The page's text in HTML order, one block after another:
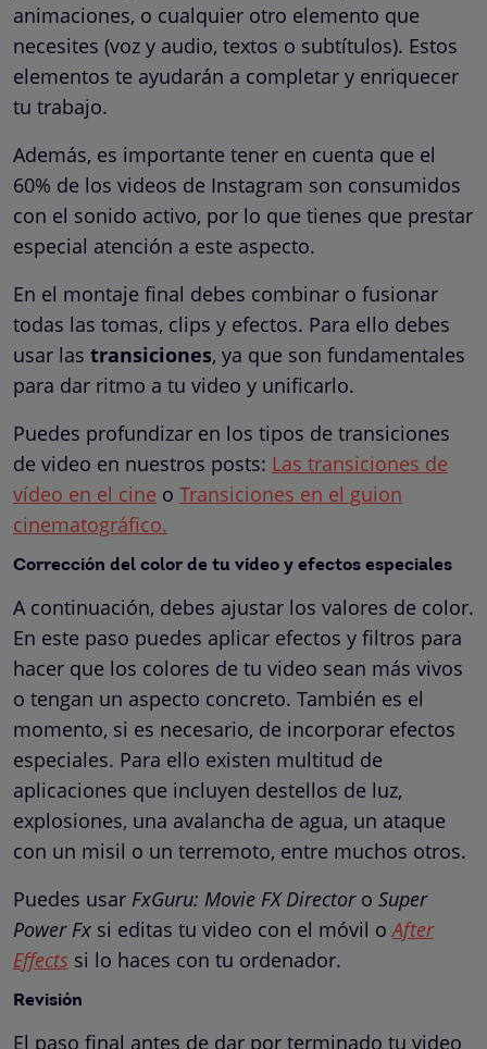
animaciones, o cualquier otro elemento que
necesites (voz y audio, textos o subtítulos). Estos
elementos te ayudarán a completar y enriquecer
tu trabajo.
Además, es importante tener en cuenta que el
60% de los videos de Instagram son consumidos
con el sonido activo, por lo que tienes que prestar
especial atención a este aspecto.
En el montaje final debes combinar o fusionar
todas las tomas, clips y efectos. Para ello debes
usar las transiciones, ya que son fundamentales
para dar ritmo a tu video y unificarlo.
Puedes profundizar en los tipos de transiciones
de video en nuestros posts: Las transiciones de
vídeo en el cine o Transiciones en el guion
cinematográfico.
Corrección del color de tu vídeo y efectos especiales
A continuación, debes ajustar los valores de color.
En este paso puedes aplicar efectos y filtros para
hacer que los colores de tu video sean más vivos
o tengan un aspecto concreto. También es el
momento, si es necesario, de incorporar efectos
especiales. Para ello existen multitud de
aplicaciones que incluyen destellos de luz,
explosiones, una avalancha de agua, un ataque
con un misil o un terremoto, entre muchos otros.
Puedes usar FxGuru: Movie FX Directoro Super
Power Fx si editas tu video con el móvil o After
Effects si lo haces con tu ordenador.
Revisión
El paso final antes de dar por terminado tu video